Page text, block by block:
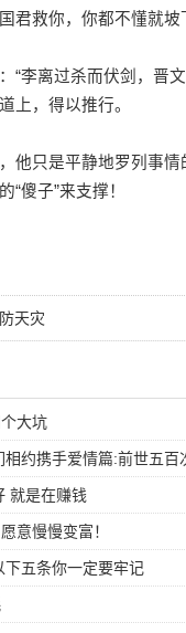
君救你，你都不懂就坡
离过杀而伏剑，晋文
上，得以推行。
只是平静地罗列事情
“傻子”来支撑！
天灾
大坑
约携手爱情篇:前世五百
就是在赚钱
意慢慢变富！
下五条你一定要牢记